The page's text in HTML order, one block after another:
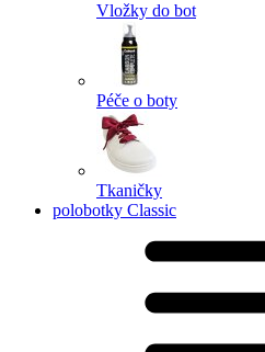
Vložky do bot
Péče o boty
Tkaničky
polobotky Classic